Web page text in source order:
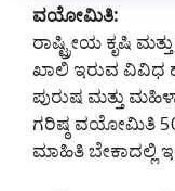
ವಯೋಮಿತಿ:
ರಾಷ್ಟ್ರೀಯ ಕೃಷಿ
ಖಾಲಿ ಇರುವ ವಿವಿಧ
ಪುರುಷ ಮತ್ತು
ಗರಿಷ್ಠ ವಯೋಮಿತಿ
ಮಾಹಿತಿ